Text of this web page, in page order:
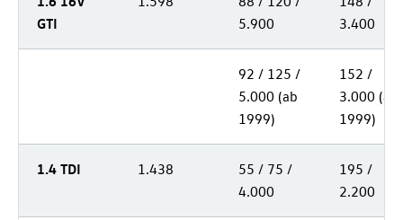
GTI
5.900
3.400
92 / 125 /
5.000 (ab
1999)
152 /
3.000 (ab
1999)
1.4 TDI 1.438
55 / 75 /
4.000
195 /
2.200